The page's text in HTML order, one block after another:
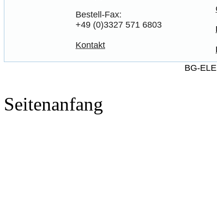
Bestell-Fax:
+49 (0)3327 571 6803
Kontakt
BG-
Seitenanfang